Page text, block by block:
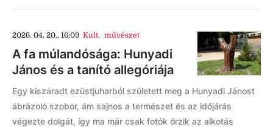
2026. 04. 20., 16:09 Kult, művészet
A fa múlandósága: Hunyadi
János és a tanító allegóriája
Egy kiszáradt ezüstjuharból született meg a Hunyadi Jánost
ábrázoló szobor, ám sajnos a természet és az időjárás
végezte dolgát, így ma már csak fotók őrzik az alkotás